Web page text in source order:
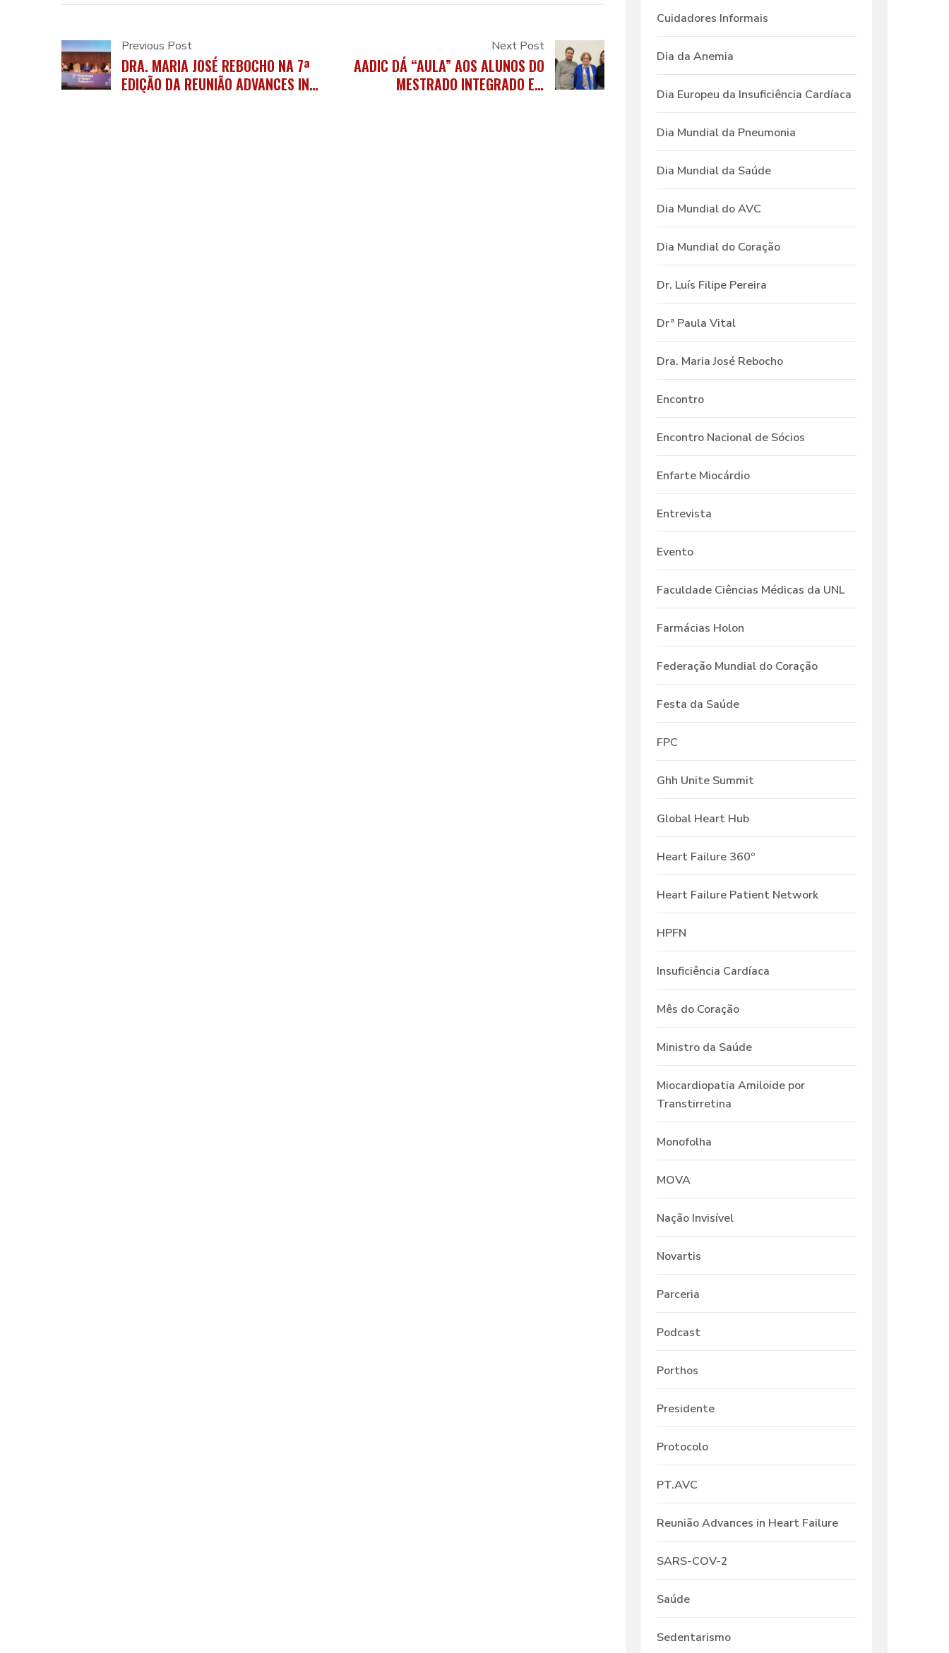
Previous Post
DRA. MARIA JOSÉ REBOCHO NA 7ª
EDIÇÃO DA REUNIÃO ADVANCES IN
Next Post
AADIC DÁ “AULA” AOS ALUNOS DO
MESTRADO INTEGRADO EM
Cuidadores Informais
Dia da Anemia
Dia Europeu da Insuficiência Cardíaca
Dia Mundial da Pneumonia
Dia Mundial da Saúde
Dia Mundial do AVC
Dia Mundial do Coração
Dr. Luís Filipe Pereira
Drª Paula Vital
Dra. Maria José Rebocho
Encontro
Encontro Nacional de Sócios
Enfarte Miocárdio
Entrevista
Evento
Faculdade Ciências Médicas da UNL
Farmácias Holon
Federação Mundial do Coração
Festa da Saúde
FPC
Ghh Unite Summit
Global Heart Hub
Heart Failure 360º
Heart Failure Patient Network
HPFN
Insuficiência Cardíaca
Mês do Coração
Ministro da Saúde
Miocardiopatia Amiloide por
Transtirretina
Monofolha
MOVA
Nação Invisível
Novartis
Parceria
Podcast
Porthos
Presidente
Protocolo
PT.AVC
Reunião Advances in Heart Failure
SARS-COV-2
Saúde
Sedentarismo